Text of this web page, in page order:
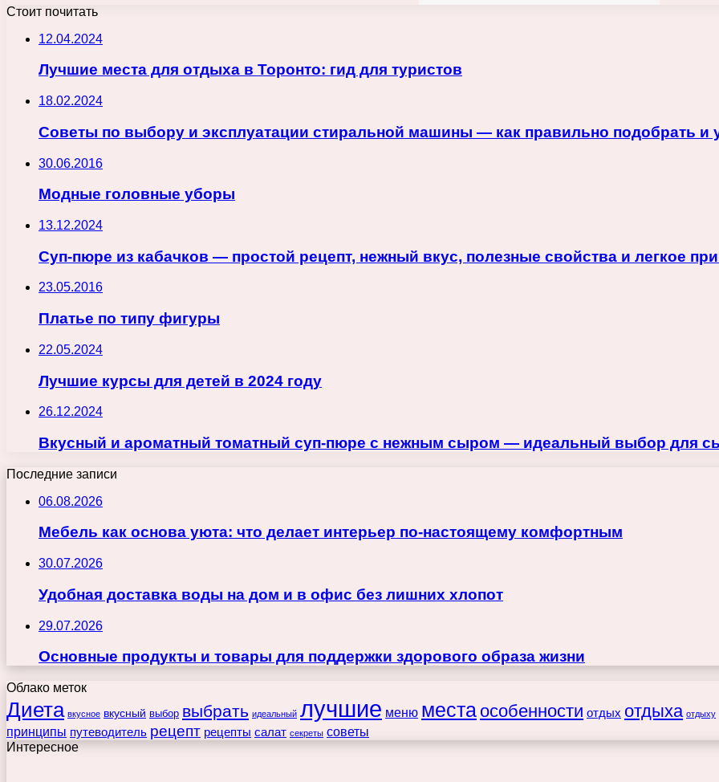
Стоит почитать
12.04.2024
Лучшие места для отдыха в Торонто: гид для туристов
18.02.2024
Советы по выбору и эксплуатации стиральной машины — как правильно подобрать и
30.06.2016
Модные головные уборы
13.12.2024
Суп-пюре из кабачков — простой рецепт, нежный вкус, полезные свойства и легкое
23.05.2016
Платье по типу фигуры
22.05.2024
Лучшие курсы для детей в 2024 году
26.12.2024
Вкусный и ароматный томатный суп-пюре с нежным сыром — идеальный выбор для
Последние записи
06.08.2026
Мебель как основа уюта: что делает интерьер по-настоящему комфортным
30.07.2026
Удобная доставка воды на дом и в офис без лишних хлопот
29.07.2026
Основные продукты и товары для поддержки здорового образа жизни
Облако меток
Диета вкусное вкусный выбор выбрать идеальный лучшие меню места особенности отдых отдыха отдыху
принципы путеводитель рецепт рецепты салат секреты советы
Интересное